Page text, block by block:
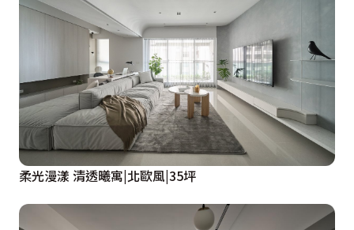
柔光漫漾 清透曦寓|北歐風|35坪